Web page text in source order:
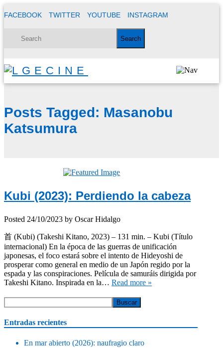
FACEBOOK TWITTER YOUTUBE INSTAGRAM
Posts Tagged: Masanobu
Katsumura
Kubi (2023): Perdiendo la cabeza
Posted 24/10/2023 by Oscar Hidalgo
首 (Kubi) (Takeshi Kitano, 2023) – 131 min. – Kubi (Título
internacional) En la época de las guerras de unificación
japonesas, el foco estará sobre el intento de Hideyoshi de
prosperar como general en medio de un Japón regido por la
espada y las conspiraciones. Película de samuráis dirigida por
Takeshi Kitano. Inspirada en la… Read more »
Entradas recientes
En mar abierto (2026): naufragio claro